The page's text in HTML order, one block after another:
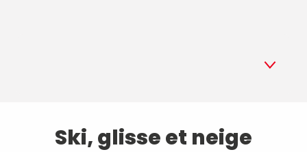
1 Ski, glisse et neige
Ski, glisse et neige